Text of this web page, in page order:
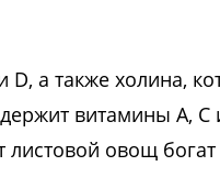
а также холина,
витамины А, С
листовой овощ богат